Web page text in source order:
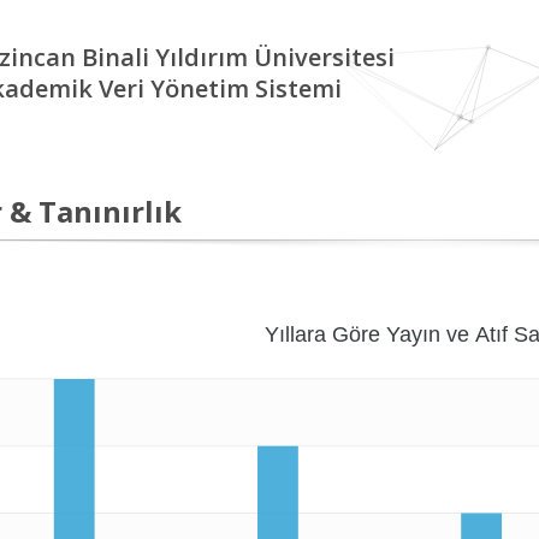
Binali Yıldırım Üniversitesi
Veri Yönetim Sistemi
Tanınırlık
Yıllara Göre Yayın ve Atıf